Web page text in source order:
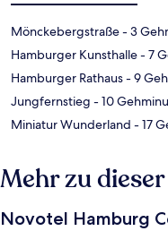
Mönckebergstraße- 3
Hamburger Kunsthalle- 7
Hamburger Rathaus- 9
Jungfernstieg - 10
Miniatur Wunderland - 17
Mehr zu
Novotel Hamburg